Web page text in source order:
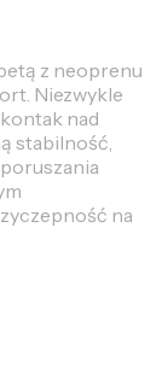
z neoprenu
Niezwykle
nad
stabilność,
na